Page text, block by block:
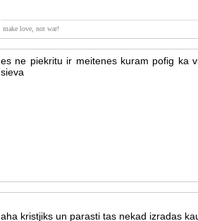
make love, not war!
es ne piekritu ir meitenes kuram pofig ka
sieva
aha kristjiks un parasti tas nekad izradas